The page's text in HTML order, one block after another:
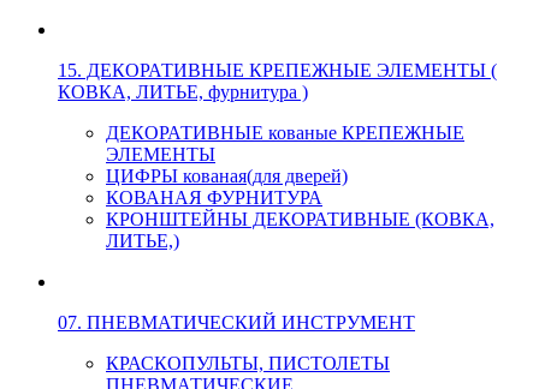
15. ДЕКОРАТИВНЫЕ КРЕПЕЖНЫЕ ЭЛЕМЕНТЫ (
КОВКА, ЛИТЬЕ, фурнитура )
ДЕКОРАТИВНЫЕ кованые КРЕПЕЖНЫЕ
ЭЛЕМЕНТЫ
ЦИФРЫ кованая(для дверей)
КОВАНАЯ ФУРНИТУРА
КРОНШТЕЙНЫ ДЕКОРАТИВНЫЕ (КОВКА,
ЛИТЬЕ,)
07. ПНЕВМАТИЧЕСКИЙ ИНСТРУМЕНТ
КРАСКОПУЛЬТЫ, ПИСТОЛЕТЫ
ПНЕВМАТИЧЕСКИЕ